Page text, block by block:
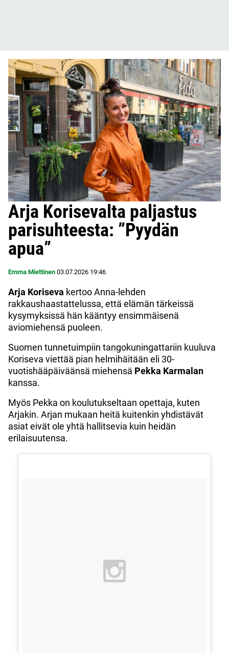
Arja Korisevalta paljastus
parisuhteesta: ”Pyydän
apua”
Emma Miettinen 03.07.2026 19:46
Arja Koriseva kertoo Anna-lehden
rakkaushaastattelussa, että elämän tärkeissä
kysymyksissä hän kääntyy ensimmäisenä
aviomiehensä puoleen.
Suomen tunnetuimpiin tangokuningattariin kuuluva
Koriseva viettää pian helmihäitään eli 30-
vuotishääpäiväänsä miehensä Pekka Karmalan
kanssa.
Myös Pekka on koulutukseltaan opettaja, kuten
Arjakin. Arjan mukaan heitä kuitenkin yhdistävät
asiat eivät ole yhtä hallitsevia kuin heidän
erilaisuutensa.